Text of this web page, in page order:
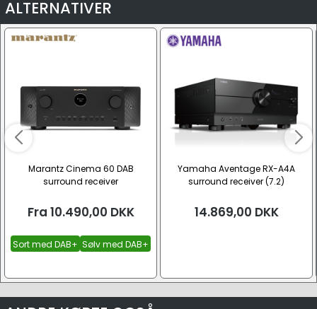
ALTERNATIVER
Marantz Cinema 60 DAB
surround receiver
Fra 10.490,00 DKK
Sort med DAB+ Sølv med DAB+
Yamaha Aventage RX-A4A
surround receiver (7.2)
14.869,00 DKK